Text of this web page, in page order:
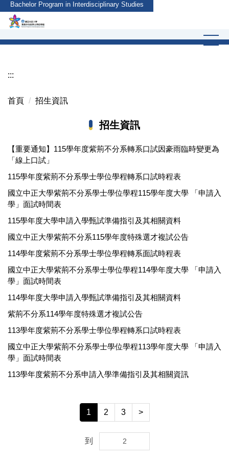
跳
到
要
Bachelor Program in Interdisciplinary Studies
:::
首頁 招生資訊
招生資訊
【重要通知】115學年度紫荊不分系轉系口試因豪雨臨時變更為
「線上口試」
115學年度紫荊不分系學士學位學程轉系口試時程表
國立中正大學紫荊不分系學士學位學程115學年度大學 「申請入
學」面試時間表
115學年度大學申請入學甄試準備指引及其相關資料
國立中正大學紫荊不分系115學年度特殊選才複試公告
114學年度紫荊不分系學士學位學程轉系面試時程表
國立中正大學紫荊不分系學士學位學程114學年度大學 「申請入
學」面試時間表
114學年度大學申請入學甄試準備指引及其相關資料
紫荊不分系114學年度特殊選才複試公告
113學年度紫荊不分系學士學位學程轉系口試時程表
國立中正大學紫荊不分系學士學位學程113學年度大學 「申請入
學」面試時間表
113學年度紫荊不分系申請入學準備指引及其相關資訊
1 2 3 >
到